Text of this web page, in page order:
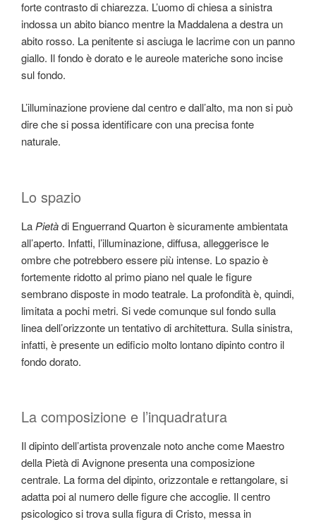
forte contrasto di chiarezza. L’uomo di chiesa a sinistra
indossa un abito bianco mentre la Maddalena a destra un
abito rosso. La penitente si asciuga le lacrime con un panno
giallo. Il fondo è dorato e le aureole materiche sono incise
sul fondo.
L’illuminazione proviene dal centro e dall’alto, ma non si può
dire che si possa identificare con una precisa fonte
naturale.
Lo spazio
La Pietàdi Enguerrand Quarton è sicuramente ambientata
all’aperto. Infatti, l’illuminazione, diffusa, alleggerisce le
ombre che potrebbero essere più intense. Lo spazio è
fortemente ridotto al primo piano nel quale le figure
sembrano disposte in modo teatrale. La profondità è, quindi,
limitata a pochi metri. Si vede comunque sul fondo sulla
linea dell’orizzonte un tentativo di architettura. Sulla sinistra,
infatti, è presente un edificio molto lontano dipinto contro il
fondo dorato.
La composizione e l’inquadratura
Il dipinto dell’artista provenzale noto anche come Maestro
della Pietà di Avignone presenta una composizione
centrale. La forma del dipinto, orizzontale e rettangolare, si
adatta poi al numero delle figure che accoglie. Il centro
psicologico si trova sulla figura di Cristo, messa in